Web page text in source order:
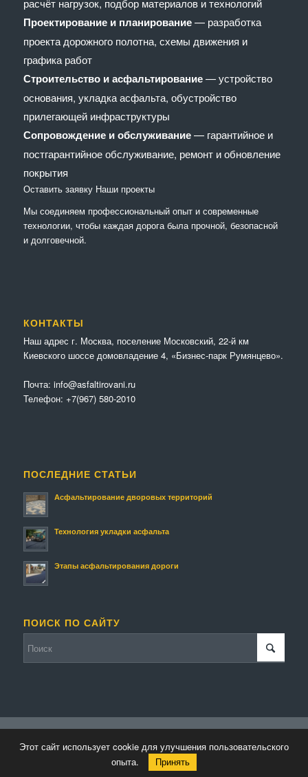
расчёт нагрузок, подбор материалов и технологий
Проектирование и планирование— разработка
проекта дорожного полотна, схемы движения и
графика работ
Строительство и асфальтирование— устройство
основания, укладка асфальта, обустройство
прилегающей инфраструктуры
Сопровождение и обслуживание— гарантийное и
постгарантийное обслуживание, ремонт и обновление
покрытия
Оставить заявку Наши проекты
Мы соединяем профессиональный опыт и современные
технологии, чтобы каждая дорога была прочной, безопасной
и долговечной.
КОНТАКТЫ
Наш адрес г. Москва, поселение Московский, 22-й км
Киевского шоссе домовладение 4, «Бизнес-парк Румянцево».
Почта: info@asfaltirovani.ru
Телефон: +7(967) 580-2010
ПОСЛЕДНИЕ СТАТЬИ
Асфальтирование дворовых территорий
Технология укладки асфальта
Этапы асфальтирования дороги
ПОИСК ПО САЙТУ
WordPress Theme by Kriesi
Этот сайт использует cookie для улучшения пользовательского
опыта.
Принять